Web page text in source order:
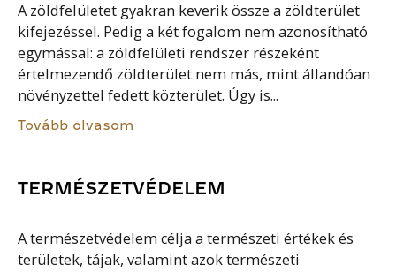
A zöldfelületet gyakran keverik össze a zöldterület
kifejezéssel. Pedig a két fogalom nem azonosítható
egymással: a zöldfelületi rendszer részeként
értelmezendő zöldterület nem más, mint állandóan
növényzettel fedett közterület. Úgy is...
Tovább olvasom
TERMÉSZETVÉDELEM
A természetvédelem célja a természeti értékek és
területek, tájak, valamint azok természeti